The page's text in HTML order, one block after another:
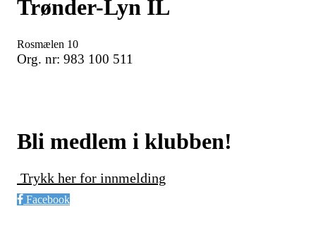
Trønder-Lyn IL
Rosmælen 10
Org. nr: 983 100 511
Bli medlem i klubben!
Trykk her for innmelding
Facebook